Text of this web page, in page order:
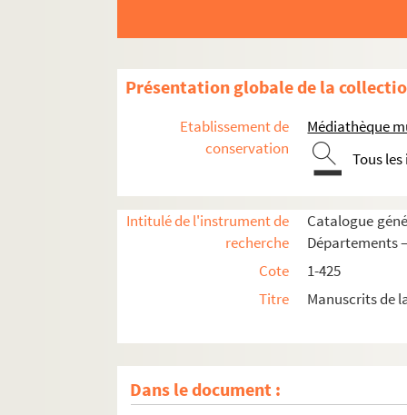
Présentation globale de la
Etablissement de
conservation
Médiathèque
Tous
Intitulé de l'instrument de
recherche
Catalogue
Départements
Cote
1-425
Titre
Manuscrits de
Dans le document :
397. « Crau. Recueil de documents sur le pont
399-400. « Canal de Craponne et arrosans de
401. « Assemblées des particuliers du quartier
402. « Assemblées des particuliers du corps de
403. « Assemblées des particuliers de
404. « Corrège et Camargues-Majour. » Papiers
407-408. « Association de Saliers. » — Deux
409. « Associations territoriales d'Arles. Billot
410. « Association du Mas-Thibert »